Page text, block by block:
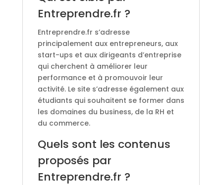
Entreprendre.fr ?
Entreprendre.fr s’adresse
principalement aux entrepreneurs, aux
start-ups et aux dirigeants d’entreprise
qui cherchent à améliorer leur
performance et à promouvoir leur
activité. Le site s’adresse également aux
étudiants qui souhaitent se former dans
les domaines du business, de la RH et
du commerce.
Quels sont les contenus
proposés par
Entreprendre.fr ?